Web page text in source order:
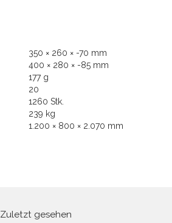
350 × 260 × -70 mm
400 × 280 × -85 mm
177 g
20
1260 Stk.
239 kg
1.200 × 800 × 2.070 mm
Zuletzt gesehen